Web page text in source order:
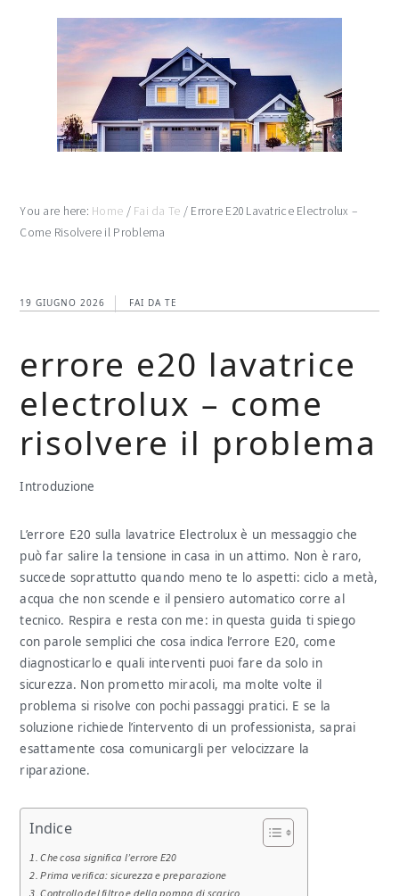
You are here: Home / Fai da Te / Errore E20 Lavatrice Electrolux​​​ –
Come Risolvere il Problema
19 GIUGNO 2026 FAI DA TE
errore e20 lavatrice
electrolux​​​ – come
risolvere il problema
Introduzione
L’errore E20 sulla lavatrice Electrolux è un messaggio che
può far salire la tensione in casa in un attimo. Non è raro,
succede soprattutto quando meno te lo aspetti: ciclo a metà,
acqua che non scende e il pensiero automatico corre al
tecnico. Respira e resta con me: in questa guida ti spiego
con parole semplici che cosa indica l’errore E20, come
diagnosticarlo e quali interventi puoi fare da solo in
sicurezza. Non prometto miracoli, ma molte volte il
problema si risolve con pochi passaggi pratici. E se la
soluzione richiede l’intervento di un professionista, saprai
esattamente cosa comunicargli per velocizzare la
riparazione.
Indice
Che cosa significa l’errore E20
Prima verifica: sicurezza e preparazione
Controllo del filtro e della pompa di scarico